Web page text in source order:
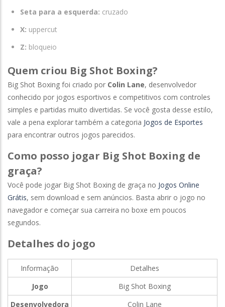
Seta para a esquerda: cruzado
X: uppercut
Z: bloqueio
Quem criou Big Shot Boxing?
Big Shot Boxing foi criado por Colin Lane, desenvolvedor
conhecido por jogos esportivos e competitivos com controles
simples e partidas muito divertidas. Se você gosta desse estilo,
vale a pena explorar também a categoria Jogos de Esportes
para encontrar outros jogos parecidos.
Como posso jogar Big Shot Boxing de
graça?
Você pode jogar Big Shot Boxing de graça no Jogos Online
Grátis, sem download e sem anúncios. Basta abrir o jogo no
navegador e começar sua carreira no boxe em poucos
segundos.
Detalhes do jogo
Informação
Detalhes
Jogo
Big Shot Boxing
Desenvolvedora
Colin Lane